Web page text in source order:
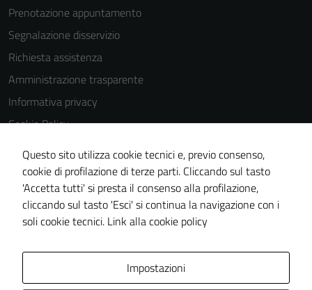
Prenotazione appuntamento
Segnalazione disservizio
Richiesta assistenza
Amministrazione trasparente
Informativa privacy
Cookie Policy
Note legali
Dichiarazione di accessibilità
Piano di miglioramento del sito
Statistiche sito web
Questo sito utilizza cookie tecnici e, previo consenso,
cookie di profilazione di terze parti. Cliccando sul tasto
'Accetta tutti' si presta il consenso alla profilazione,
cliccando sul tasto 'Esci' si continua la navigazione con i
soli cookie tecnici. Link alla cookie policy
Impostazioni